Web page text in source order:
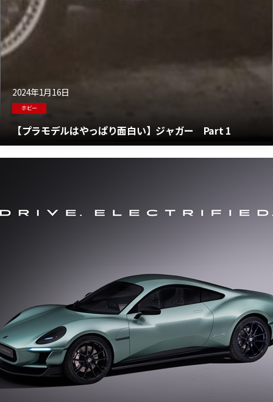
2024年1月16日
ホビー
【プラモデルはやっぱり面白い】ジャガー Part 1